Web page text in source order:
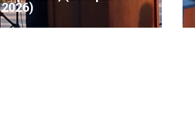
2026)